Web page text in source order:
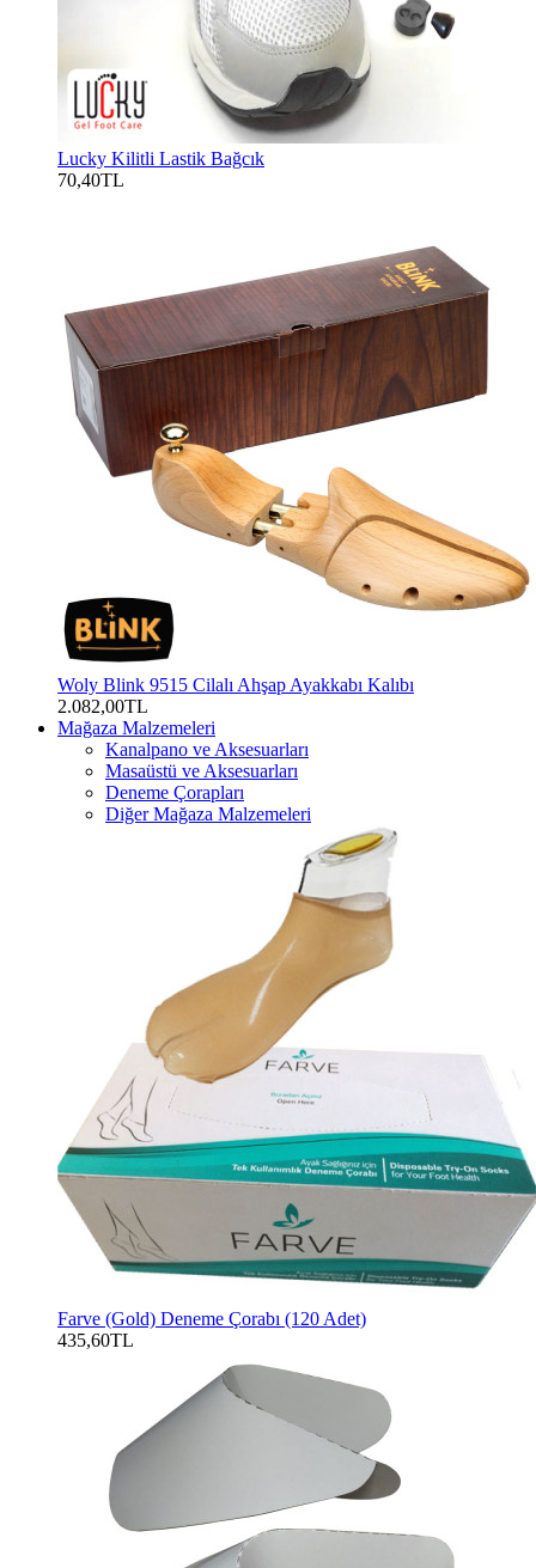
Lucky Kilitli Lastik Bağcık
70,40TL
Woly Blink 9515 Cilalı Ahşap Ayakkabı Kalıbı
2.082,00TL
Mağaza Malzemeleri
Kanalpano ve Aksesuarları
Masaüstü ve Aksesuarları
Deneme Çorapları
Diğer Mağaza Malzemeleri
Farve (Gold) Deneme Çorabı (120 Adet)
435,60TL